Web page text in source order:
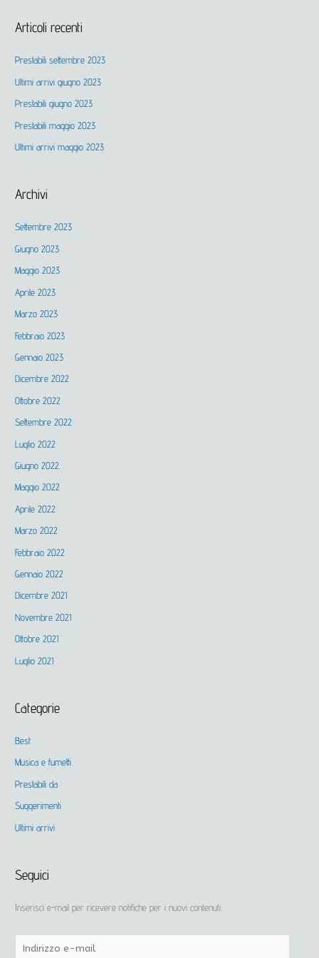
Articoli recenti
Prestabili settembre 2023
Ultimi arrivi giugno 2023
Prestabili giugno 2023
Prestabili maggio 2023
Ultimi arrivi maggio 2023
Archivi
Settembre 2023
Giugno 2023
Maggio 2023
Aprile 2023
Marzo 2023
Febbraio 2023
Gennaio 2023
Dicembre 2022
Ottobre 2022
Settembre 2022
Luglio 2022
Giugno 2022
Maggio 2022
Aprile 2022
Marzo 2022
Febbraio 2022
Gennaio 2022
Dicembre 2021
Novembre 2021
Ottobre 2021
Luglio 2021
Categorie
Best
Musica e fumetti
Prestabili da
Suggerimenti
Ultimi arrivi
Seguici
Inserisci e-mail per ricevere notifiche per i nuovi contenuti.
I
d
i
r
i
z
e
i
l